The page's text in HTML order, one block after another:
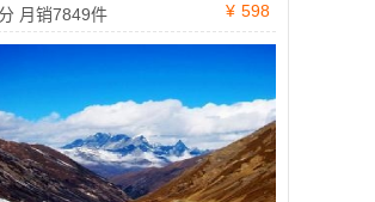
分 月销7849件 ¥ 598